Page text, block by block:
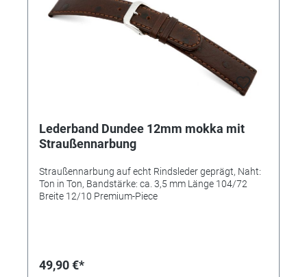
Lederband Dundee 12mm mokka mit
Straußennarbung
Straußennarbung auf echt Rindsleder geprägt, Naht:
Ton in Ton, Bandstärke: ca. 3,5 mm Länge 104/72
Breite 12/10 Premium-Piece
49,90 €*